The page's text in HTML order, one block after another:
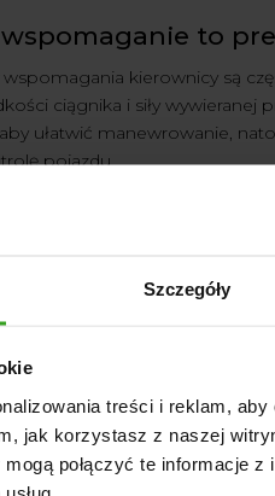
Szczegóły
treści i reklam,
jak korzystasz z naszej
połączyć te informacje
to
kierownicy są
ciągnika i siły wywieranej
ułatwić manewrowanie,
pojazdu.
i wygoda dzięki
nie tylko ułatwia
to mniejsze
starszych
jest dostępne tylko w